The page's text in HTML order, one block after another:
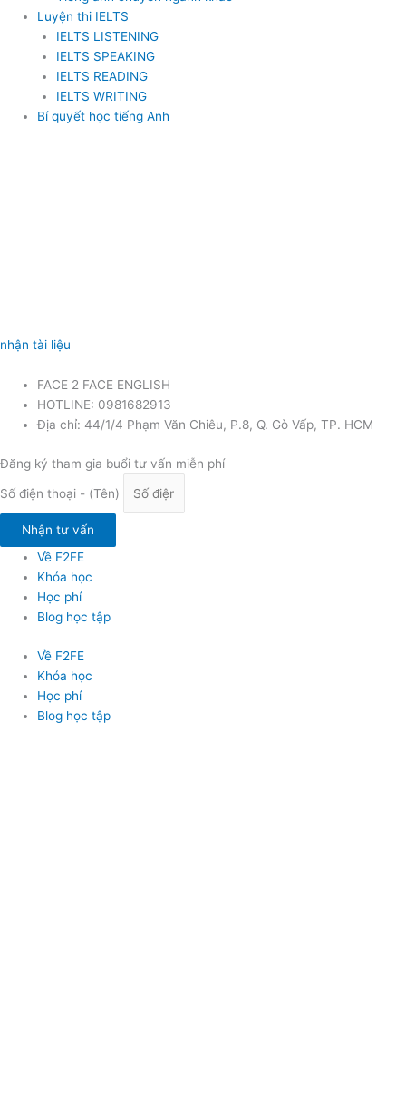
Luyện thi IELTS
IELTS LISTENING
IELTS SPEAKING
IELTS READING
IELTS WRITING
Bí quyết học tiếng Anh
nhận tài liệu
FACE 2 FACE ENGLISH
HOTLINE: 0981682913
Địa chỉ: 44/1/4 Phạm Văn Chiêu, P.8, Q. Gò Vấp, TP. HCM
Đăng ký tham gia buổi tư vấn miễn phí
Số điện thoại - (Tên)
Nhận tư vấn
Về F2FE
Khóa học
Học phí
Blog học tập
Về F2FE
Khóa học
Học phí
Blog học tập